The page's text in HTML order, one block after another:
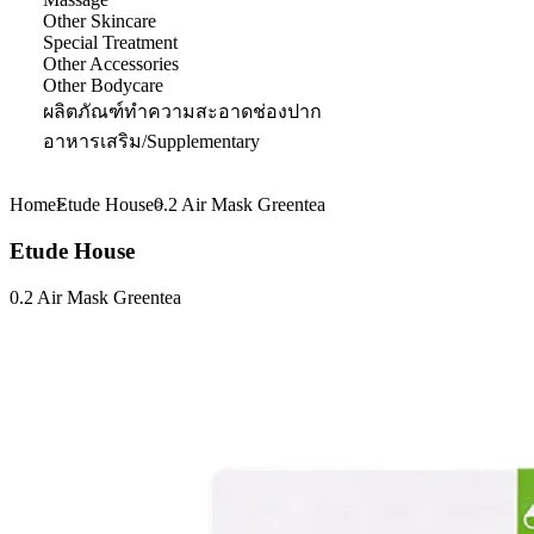
Other Skincare
Special Treatment
Other Accessories
Other Bodycare
ผลิตภัณฑ์ทำความสะอาดช่องปาก
อาหารเสริม/Supplementary
HomeEtude House0.2 Air Mask Greentea
Etude House
0.2 Air Mask Greentea